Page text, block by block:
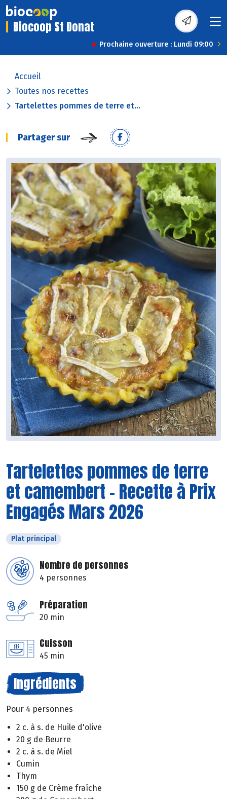
Biocoop St Donat
Prochaine ouverture : Lundi 09:00
Accueil
Toutes nos recettes
Tartelettes pommes de terre et...
Partager sur
Tartelettes pommes de terre
et camembert - Recette à Prix
Engagés Mars 2026
Plat principal
Nombre de personnes
4 personnes
Préparation
20 min
Cuisson
45 min
Ingrédients
Pour 4 personnes
2 c. à s. de Huile d'olive
20 g de Beurre
2 c. à s. de Miel
Cumin
Thym
150 g de Crème fraîche